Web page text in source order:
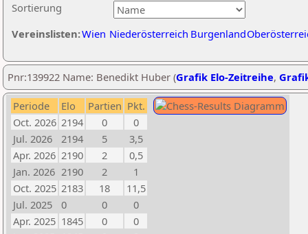
Sortierung
Vereinslisten:Wien Niederösterreich Burgenland
Pnr:139922 Name: Benedikt Huber (Grafik Elo-Zeitreihe,
Periode Elo Partien Pkt.
Oct. 2026 2194 0
0
Jul. 2026
2194 5
3,5
Apr. 2026 2190 2
0,5
Jan. 2026 2190 2
1
Oct. 2025 2183 18
11,5
Jul. 2025
0 0
0
Apr. 2025 1845 0
0